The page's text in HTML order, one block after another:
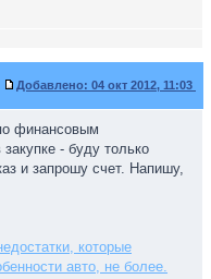
Добавлено: 04 окт 2012, 11:03
финансовым
- буду только
и запрошу счет. Напишу,
которые
авто, не более.